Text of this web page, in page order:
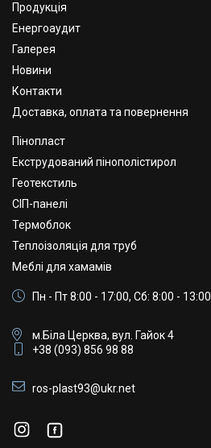
Продукція
Енергоаудит
Галерея
Новини
Контакти
Доставка, оплата та повернення
Пінопласт
Екструдований пінополістирол
Геотекстиль
СІП-панелі
Термоблок
Теплоізоляція для труб
Меблі для хамамів
Пн - Пт 8:00 - 17:00, Сб: 8:00 - 13:00
м.Біла Церква, вул. Гайок 4
+38 (093) 856 98 88
ros-plast93@ukr.net